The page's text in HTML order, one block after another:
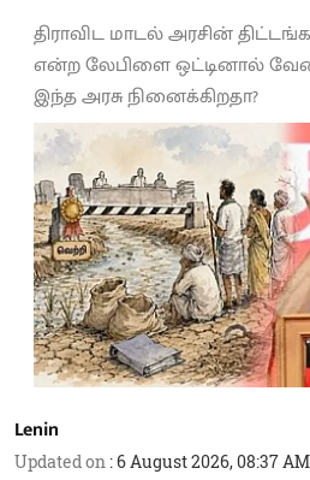
திராவிட மாடல் அரசின்
என்ற லேபிளை ஒட்டினால்
இந்த அரசு நினைக்கிறதா?
Lenin
Updated on :6 August 2026, 08:37 AM